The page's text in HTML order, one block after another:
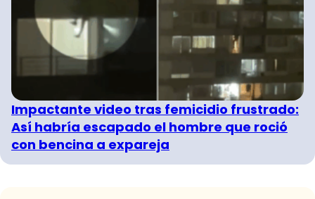
Impactante video tras femicidio frustrado:
Así habría escapado el hombre que roció
con bencina a expareja